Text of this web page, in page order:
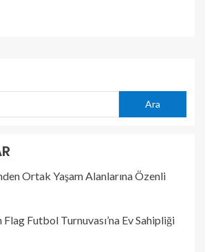
Ara
Ortak Yaşam Alanlarına Özenli
Flag Futbol Turnuvası’na Ev Sahipliği